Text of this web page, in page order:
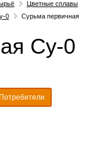
Цветные сплавы
0
Сурьма первичная
Су-0
Потребители